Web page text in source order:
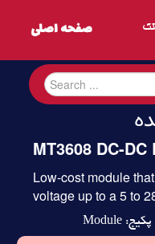
MT3608 DC-
Low-cost module
voltage up to a 5 to
Module